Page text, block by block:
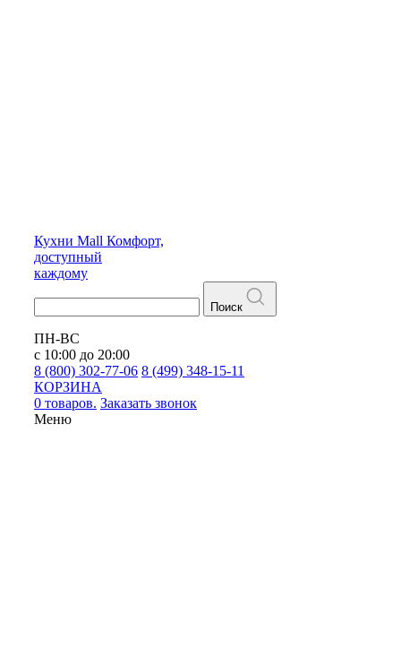
Кухни Mall Комфорт,
доступный
каждому
Поиск
ПН-ВС
с 10:00 до 20:00
8 (800) 302-77-06 8 (499) 348-15-11
КОРЗИНА
0 товаров. Заказать звонок
Меню